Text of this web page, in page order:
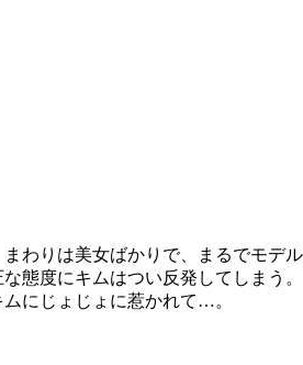
わりは美女ばかりで、まるでモデ
態度にキムはつい反発してしまう
にじょじょに惹かれて…。